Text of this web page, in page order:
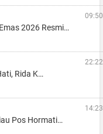
09:50
2026 Resmi…
22:22
Rida K…
14:23
Pos Hormati…